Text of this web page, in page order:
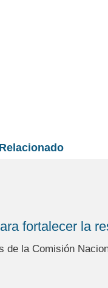
fortalecer la
la Comisión